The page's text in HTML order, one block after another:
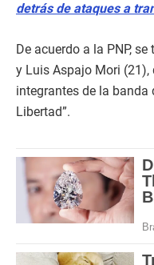
detrás de ataques a
De acuerdo a la PNP,
y Luis Aspajo Mori (21),
integrantes de la banda
Libertad”.